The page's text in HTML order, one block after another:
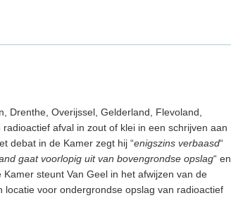
Drenthe, Overijssel, Gelderland, Flevoland,
afval in zout of klei in een schrijven aan
debat in de Kamer zegt hij “enigszins verbaasd“
gaat voorlopig uit van bovengrondse opslag“ en
Kamer steunt Van Geel in het afwijzen van de
voor ondergrondse opslag van radioactief